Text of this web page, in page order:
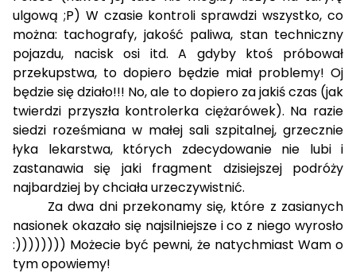
ulgową ;P) W czasie kontroli sprawdzi wszystko, co
można: tachografy, jakość paliwa, stan techniczny
pojazdu, nacisk osi itd. A gdyby ktoś próbował
przekupstwa, to dopiero będzie miał problemy! Oj
będzie się działo!!! No, ale to dopiero za jakiś czas (jak
twierdzi przyszła kontrolerka ciężarówek). Na razie
siedzi roześmiana w małej sali szpitalnej, grzecznie
łyka lekarstwa, których zdecydowanie nie lubi i
zastanawia się jaki fragment dzisiejszej podróży
najbardziej by chciała urzeczywistnić.
Za dwa dni przekonamy się, które z zasianych
nasionek okazało się najsilniejsze i co z niego wyrosło
:)))))))) Możecie być pewni, że natychmiast Wam o
tym opowiemy!